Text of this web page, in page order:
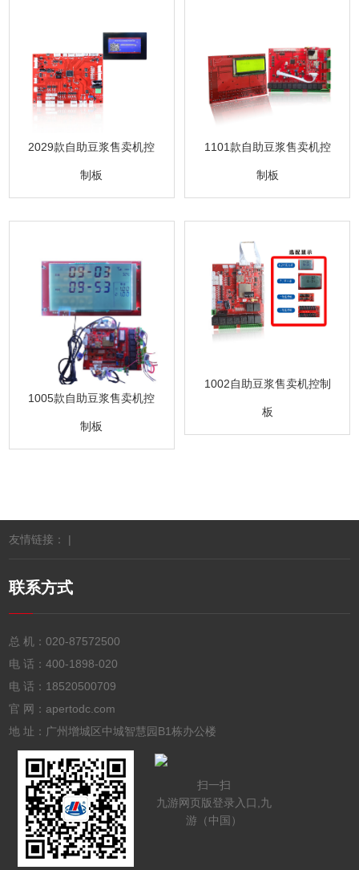
2029款自助豆浆售卖机控
制板
1101款自助豆浆售卖机控
制板
1005款自助豆浆售卖机控
制板
1002自助豆浆售卖机控制
板
友情链接： |
联系方式
总 机：020-87572500
电 话：400-1898-020
电 话： 18520500709
官 网：apertodc.com
地 址：广州增城区中城智慧园B1栋办公楼
扫一扫
九游网页版登录入口,九
游（中国）